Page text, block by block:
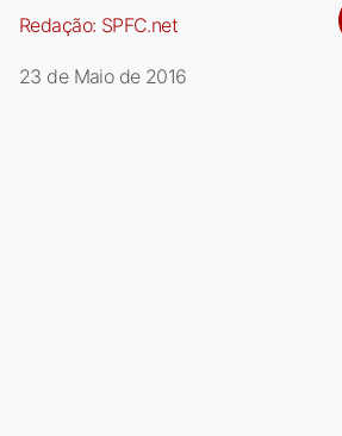
Redação: SPFC.net
23 de Maio de 2016